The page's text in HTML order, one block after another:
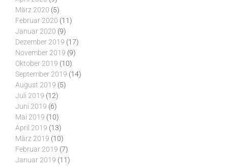
März 2020 (5)
Februar 2020 (11)
Januar 2020 (9)
Dezember 2019 (17)
November 2019 (9)
Oktober 2019 (10)
September 2019 (14)
August 2019 (5)
Juli 2019 (12)
Juni 2019 (6)
Mai 2019 (10)
April 2019 (13)
März 2019 (10)
Februar 2019 (7)
Januar 2019 (11)